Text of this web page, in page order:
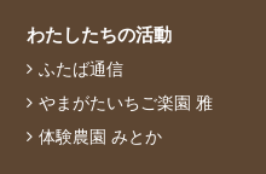
わたしたちの活動
ふたば通信
やまがたいちご楽園 雅
体験農園 みとか